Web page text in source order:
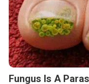
Fungus Is A